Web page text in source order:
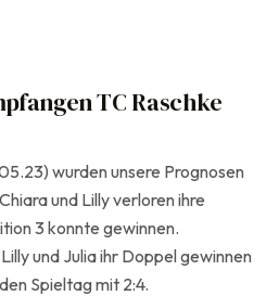
TC Raschke
wurden unsere Prognosen
und Lilly verloren ihre
3 konnte gewinnen.
und Julia ihr Doppel gewinnen
Spieltag mit 2:4.